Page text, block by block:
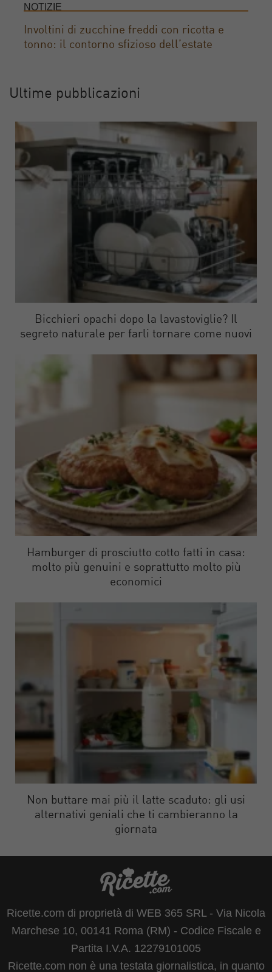
NOTIZIE
Involtini di zucchine freddi con ricotta e
tonno: il contorno sfizioso dell’estate
Ultime pubblicazioni
Bicchieri opachi dopo la lavastoviglie? Il
segreto naturale per farli tornare come nuovi
Hamburger di prosciutto cotto fatti in casa:
molto più genuini e soprattutto molto più
economici
Non buttare mai più il latte scaduto: gli usi
alternativi geniali che ti cambieranno la
giornata
Ricette.com di proprietà di WEB 365 SRL - Via Nicola
Marchese 10, 00141 Roma (RM) - Codice Fiscale e
Partita I.V.A. 12279101005
Ricette.com non è una testata giornalistica, in quanto